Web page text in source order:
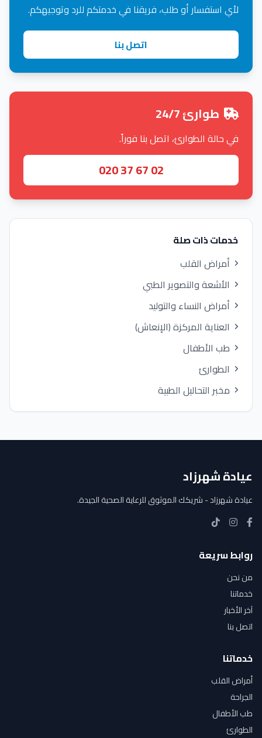
لأي استفسار أو طلب، فريقنا في خدمتكم للرد وتوجيهكم.
اتصل بنا
طوارئ 24/7
في حالة الطوارئ، اتصل بنا فوراً.
020 37 67 02
خدمات ذات صلة
أمراض القلب
الأشعة والتصوير الطبي
أمراض النساء والتوليد
العناية المركزة (الإنعاش)
طب الأطفال
الطوارئ
مخبر التحاليل الطبية
عيادة شهرزاد
عيادة شهرزاد - شريكك الموثوق للرعاية الصحية الجيدة.
روابط سريعة
من نحن
خدماتنا
آخر الأخبار
اتصل بنا
خدماتنا
أمراض القلب
الجراحة
طب الأطفال
الطوارئ